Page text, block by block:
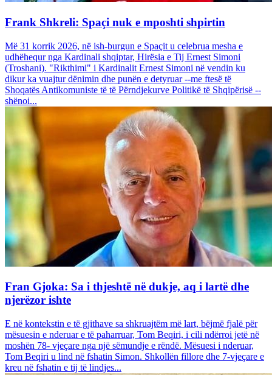
Frank Shkreli: Spaçi nuk e mposhti shpirtin
Më 31 korrik 2026, në ish-burgun e Spaçit u celebrua mesha e
udhëhequr nga Kardinali shqiptar, Hirësia e Tij Ernest Simoni
(Troshani). "Rikthimi" i Kardinalit Ernest Simoni në vendin ku
dikur ka vuajtur dënimin dhe punën e detyruar --me ftesë të
Shoqatës Antikomuniste të të Përndjekurve Politikë të Shqipërisë --
shënoi...
Fran Gjoka: Sa i thjeshtë në dukje, aq i lartë dhe
njerëzor ishte
E në kontekstin e të gjithave sa shkruajtëm më lart, bëjmë fjalë për
mësuesin e nderuar e të paharruar, Tom Beqiri, i cili ndërroi jetë në
moshën 78- vjeçare nga një sëmundje e rëndë. Mësuesi i nderuar,
Tom Beqiri u lind në fshatin Simon. Shkollën fillore dhe 7-vjeçare e
kreu në fshatin e tij të lindjes...